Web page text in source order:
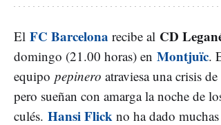
El FC Barcelona recibe al CD
domingo (21.00 horas) en Montjuïc.
equipo pepinero atraviesa una crisis
pero sueñan con amarga la noche de
culés. Hansi Flick no ha dado